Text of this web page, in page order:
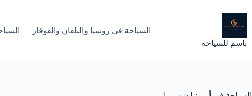
إلى
المحتوى
باسم للسياحة
السياحة في روسيا والبلقان والقوقاز